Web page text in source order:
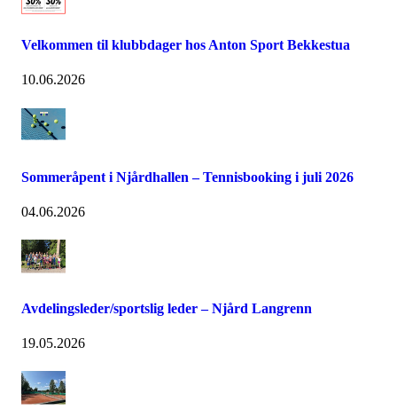
Velkommen til klubbdager hos Anton Sport Bekkestua
10.06.2026
Sommeråpent i Njårdhallen – Tennisbooking i juli 2026
04.06.2026
Avdelingsleder/sportslig leder – Njård Langrenn
19.05.2026